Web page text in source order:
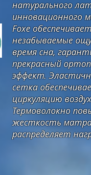
натурального
инновационного
Foxe
незабываемые
время сна,
прекрасный
эффект.
сетка
циркуляцию
Термоволокно
жесткость
распределяет